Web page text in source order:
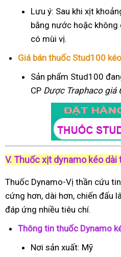
Lưu ý: Sau khi xịt
bằng nước hoặc
có mùi vị.
Giá bán thuốc Stud100
Sản phẩm Stud100
CP Dược Traphacogiá
V. Thuốc xịt dynamo kéo dài
Thuốc Dynamo-Vị thần cứu
cứng hơn, dài hơn, chiến đấu
đáp ứng nhiều tiêu chí.
Thông tin thuốc Dynamo
Nơi sản xuất: Mỹ